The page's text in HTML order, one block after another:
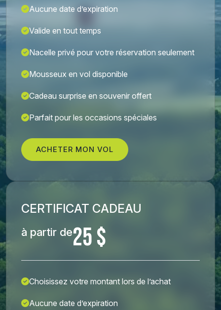
Aucune date d’expiration
Valide en tout temps
Nacelle privé pour votre réservation seulement
Mousseux en vol disponible
Cadeau surprise en souvenir offert
Parfait pour les occasions spéciales
ACHETER MON VOL
CERTIFICAT CADEAU
à partir de25 $
Choisissez votre montant lors de l’achat
Aucune date d’expiration